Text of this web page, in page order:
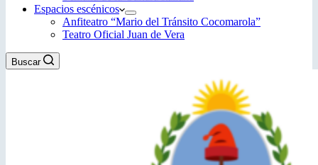
Espacios escénicos
Anfiteatro “Mario del Tránsito Cocomarola”
Teatro Oficial Juan de Vera
Buscar